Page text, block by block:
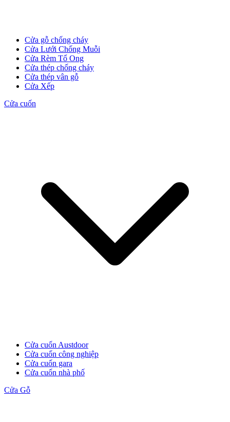
Đối Tác
Cửa gỗ chống cháy
Cửa Lưới Chống Muỗi
Cửa Rèm Tổ Ong
Cửa thép chống cháy
Cửa thép vân gỗ
Cửa Xếp
Cửa cuốn
Cửa cuốn Austdoor
Cửa cuốn công nghiệp
Cửa cuốn gara
Cửa cuốn nhà phố
Cửa Gỗ